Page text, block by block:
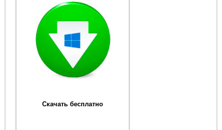
Скачать бесплатно